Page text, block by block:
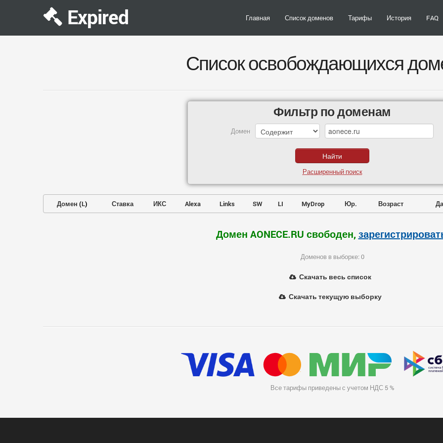
Expired Главная Список доменов Тарифы История FAQ
Список освобождающихся
Фильтр по доменам
Домен
Расширенный поиск
Домен (L) Ставка ИКС Alexa Links SW LI MyDrop Юр. Возраст
Домен AONECE.RU свободен,
Доменов в выборке: 0
Скачать весь список
Скачать текущую выборку
Все тарифы приведены с учетом НДС 5 %